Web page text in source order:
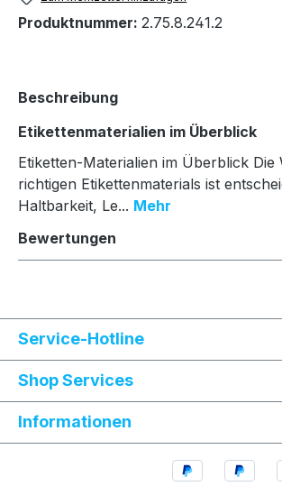
Produktnummer: 2.75.8.241.2
Beschreibung
Etikettenmaterialien im Überblick
Etiketten-Materialien im Überblick Die
richtigen Etikettenmaterials ist
Haltbarkeit, Le... Mehr
Bewertungen
Service-Hotline
Shop Services
Informationen